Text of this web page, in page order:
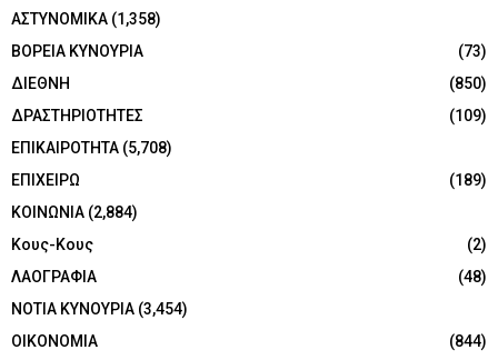
ΑΣΤΥΝΟΜΙΚΑ (1,358)
ΒΟΡΕΙΑ ΚΥΝΟΥΡΙΑ
(73)
ΔΙΕΘΝΗ
(850)
ΔΡΑΣΤΗΡΙΟΤΗΤΕΣ
(109)
ΕΠΙΚΑΙΡΟΤΗΤΑ (5,708)
ΕΠΙΧΕΙΡΩ
(189)
ΚΟΙΝΩΝΙΑ (2,884)
Κους-Κους
(2)
ΛΑΟΓΡΑΦΙΑ
(48)
ΝΟΤΙΑ ΚΥΝΟΥΡΙΑ (3,454)
ΟΙΚΟΝΟΜΙΑ
(844)